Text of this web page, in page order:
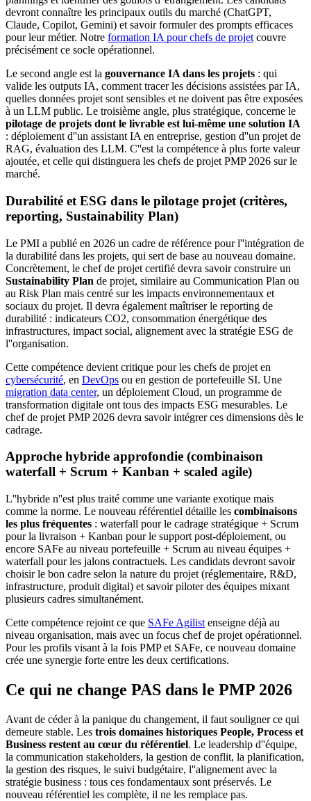
devront connaître les principaux outils du marché (ChatGPT,
Claude, Copilot, Gemini) et savoir formuler des prompts efficaces
pour leur métier. Notre formation IA pour chefs de projet couvre
précisément ce socle opérationnel.
Le second angle est la gouvernance IA dans les projets : qui
valide les outputs IA, comment tracer les décisions assistées par IA,
quelles données projet sont sensibles et ne doivent pas être exposées
à un LLM public. Le troisième angle, plus stratégique, concerne le
pilotage de projets dont le livrable est lui-même une solution IA
: déploiement d''un assistant IA en entreprise, gestion d''un projet de
RAG, évaluation des LLM. C''est la compétence à plus forte valeur
ajoutée, et celle qui distinguera les chefs de projet PMP 2026 sur le
marché.
Durabilité et ESG dans le pilotage projet (critères,
reporting, Sustainability Plan)
Le PMI a publié en 2026 un cadre de référence pour l''intégration de
la durabilité dans les projets, qui sert de base au nouveau domaine.
Concrètement, le chef de projet certifié devra savoir construire un
Sustainability Plan de projet, similaire au Communication Plan ou
au Risk Plan mais centré sur les impacts environnementaux et
sociaux du projet. Il devra également maîtriser le reporting de
durabilité : indicateurs CO2, consommation énergétique des
infrastructures, impact social, alignement avec la stratégie ESG de
l''organisation.
Cette compétence devient critique pour les chefs de projet en
cybersécurité, en DevOps ou en gestion de portefeuille SI. Une
migration data center, un déploiement Cloud, un programme de
transformation digitale ont tous des impacts ESG mesurables. Le
chef de projet PMP 2026 devra savoir intégrer ces dimensions dès le
cadrage.
Approche hybride approfondie (combinaison
waterfall + Scrum + Kanban + scaled agile)
L''hybride n''est plus traité comme une variante exotique mais
comme la norme. Le nouveau référentiel détaille les combinaisons
les plus fréquentes : waterfall pour le cadrage stratégique + Scrum
pour la livraison + Kanban pour le support post-déploiement, ou
encore SAFe au niveau portefeuille + Scrum au niveau équipes +
waterfall pour les jalons contractuels. Les candidats devront savoir
choisir le bon cadre selon la nature du projet (réglementaire, R&D,
infrastructure, produit digital) et savoir piloter des équipes mixant
plusieurs cadres simultanément.
Cette compétence rejoint ce que SAFe Agilist enseigne déjà au
niveau organisation, mais avec un focus chef de projet opérationnel.
Pour les profils visant à la fois PMP et SAFe, ce nouveau domaine
crée une synergie forte entre les deux certifications.
Ce qui ne change PAS dans le PMP 2026
Avant de céder à la panique du changement, il faut souligner ce qui
demeure stable. Les trois domaines historiques People, Process et
Business restent au cœur du référentiel. Le leadership d''équipe,
la communication stakeholders, la gestion de conflit, la planification,
la gestion des risques, le suivi budgétaire, l''alignement avec la
stratégie business : tous ces fondamentaux sont préservés. Le
nouveau référentiel les complète, il ne les remplace pas.